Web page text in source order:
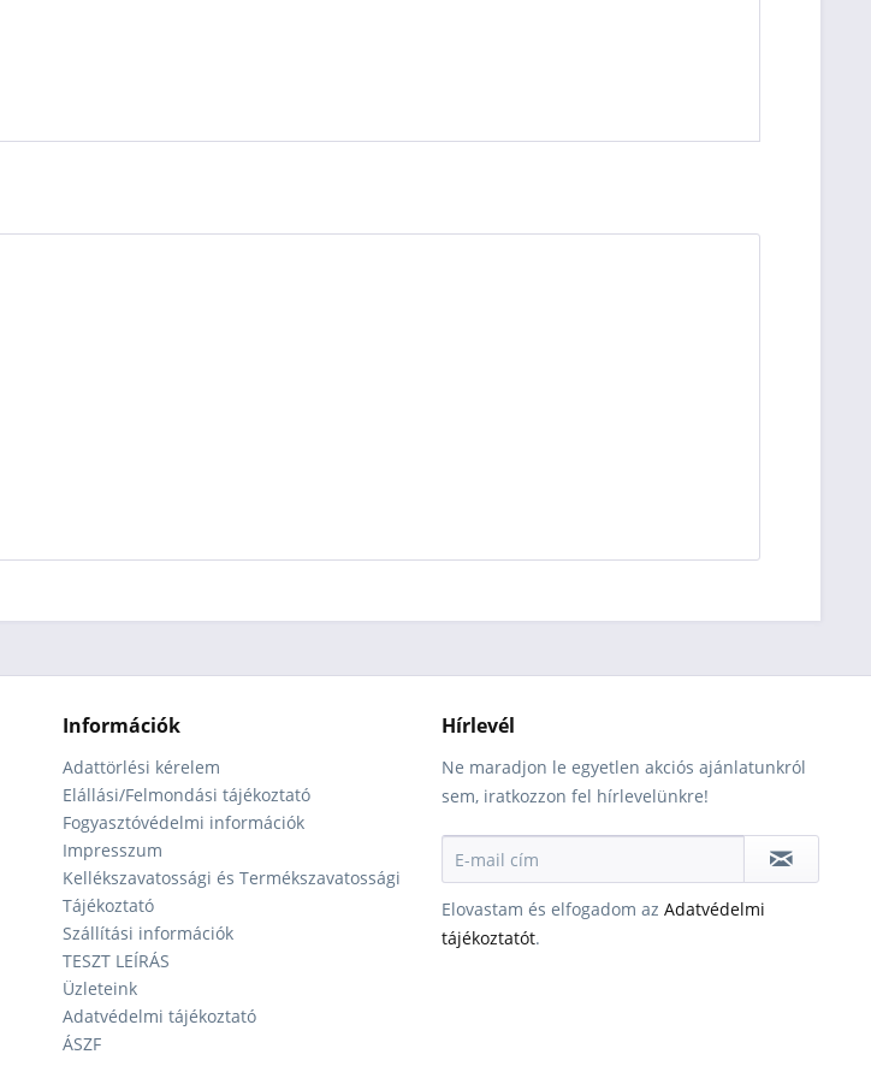
Információk
Adattörlési kérelem
Elállási/Felmondási tájékoztató
Fogyasztóvédelmi információk
Impresszum
Kellékszavatossági és Termékszavatossági
Tájékoztató
Szállítási információk
TESZT LEÍRÁS
Üzleteink
Adatvédelmi tájékoztató
ÁSZF
Hírlevél
Ne maradjon le egyetlen akciós ajánlatunkról
sem, iratkozzon fel hírlevelünkre!
Elovastam és elfogadom az Adatvédelmi
tájékoztatót.